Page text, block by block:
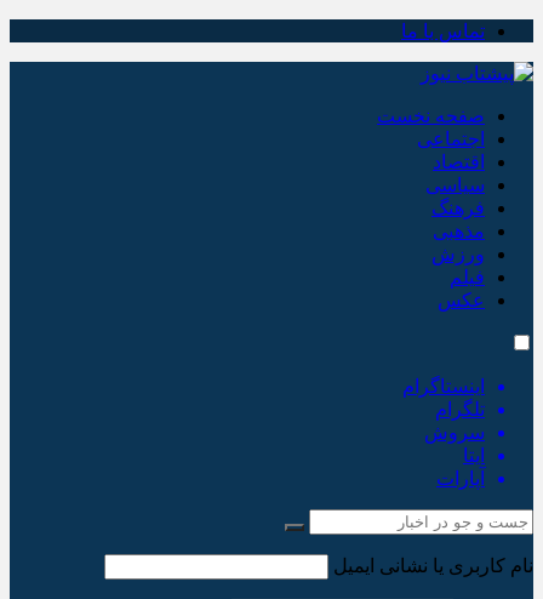
تماس با ما
صفحه نخست
اجتماعی
اقتصاد
سیاسی
فرهنگ
مذهبی
ورزش
فیلم
عکس
اینستاگرام
تلگرام
سروش
ایتا
آپارات
نام کاربری یا نشانی ایمیل